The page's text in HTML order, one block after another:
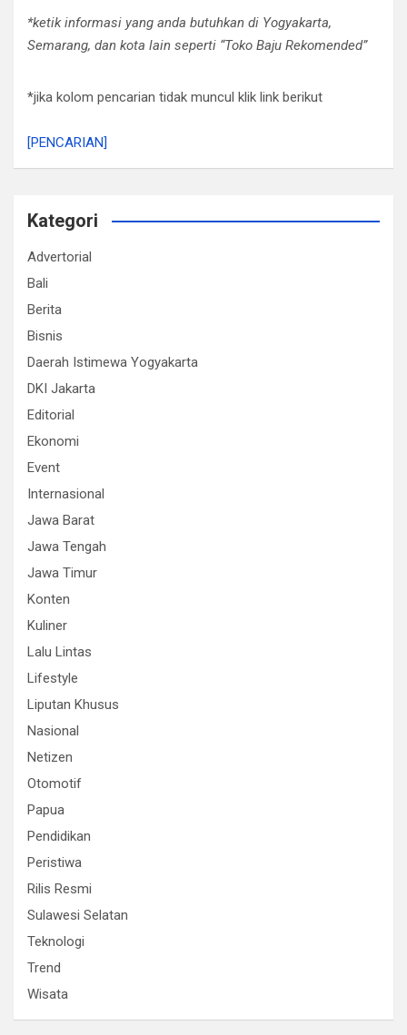
*ketik informasi yang anda butuhkan di Yogyakarta,
Semarang, dan kota lain seperti “Toko Baju Rekomended”
*jika kolom pencarian tidak muncul klik link berikut
[PENCARIAN]
Kategori
Advertorial
Bali
Berita
Bisnis
Daerah Istimewa Yogyakarta
DKI Jakarta
Editorial
Ekonomi
Event
Internasional
Jawa Barat
Jawa Tengah
Jawa Timur
Konten
Kuliner
Lalu Lintas
Lifestyle
Liputan Khusus
Nasional
Netizen
Otomotif
Papua
Pendidikan
Peristiwa
Rilis Resmi
Sulawesi Selatan
Teknologi
Trend
Wisata